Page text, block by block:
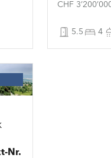
CHF
5.5 4
Nr.